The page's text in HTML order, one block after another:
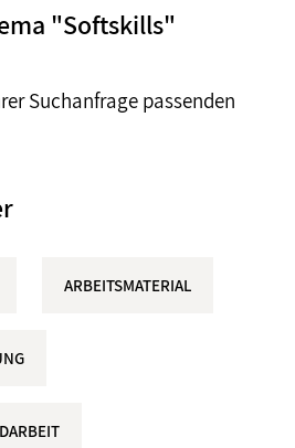
"Softskills"
Suchanfrage passenden
ARBEITSMATERIAL